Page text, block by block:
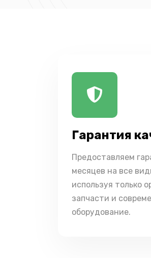
Гарантия
Предоставляем
месяцев на все
используя только
запчасти и
оборудование.